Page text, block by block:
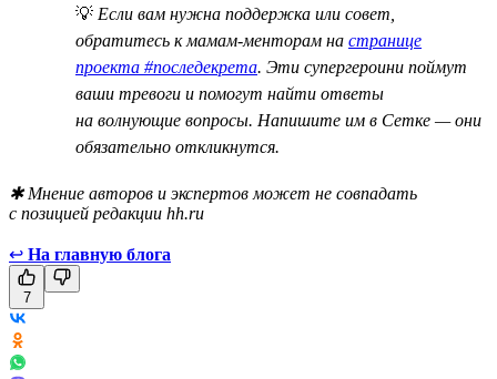
💡 Если вам нужна поддержка или совет,
обратитесь к мамам-менторам на странице
проекта #последекрета. Эти супергероини поймут
ваши тревоги и помогут найти ответы
на волнующие вопросы. Напишите им в Сетке — они
обязательно откликнутся.
✱ Мнение авторов и экспертов может не совпадать
с позицией редакции hh.ru
↩ На главную блога
7